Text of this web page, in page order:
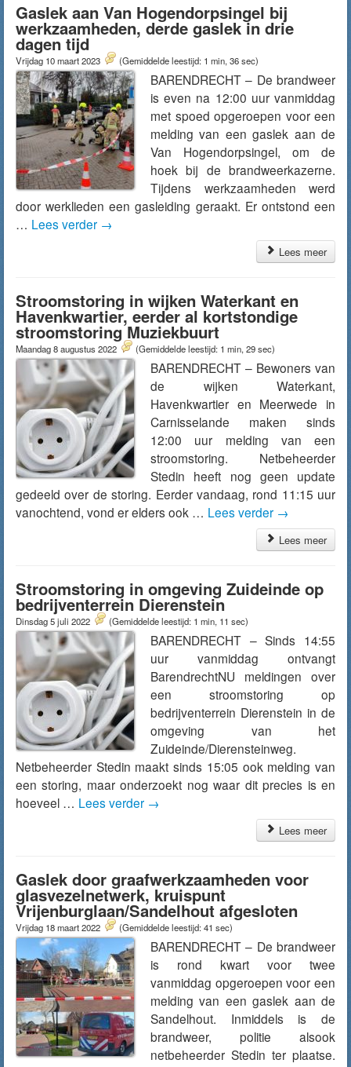
Gaslek aan Van Hogendorpsingel bij
werkzaamheden, derde gaslek in drie
dagen tijd
Vrijdag 10 maart 2023 (Gemiddelde leestijd: 1 min, 36 sec)
BARENDRECHT – De brandweer
is even na 12:00 uur vanmiddag
met spoed opgeroepen voor een
melding van een gaslek aan de
Van Hogendorpsingel, om de
hoek bij de brandweerkazerne.
Tijdens werkzaamheden werd
door werklieden een gasleiding geraakt. Er ontstond een
… Lees verder →
Lees meer
Stroomstoring in wijken Waterkant en
Havenkwartier, eerder al kortstondige
stroomstoring Muziekbuurt
Maandag 8 augustus 2022 (Gemiddelde leestijd: 1 min, 29 sec)
BARENDRECHT – Bewoners van
de wijken Waterkant,
Havenkwartier en Meerwede in
Carnisselande maken sinds
12:00 uur melding van een
stroomstoring. Netbeheerder
Stedin heeft nog geen update
gedeeld over de storing. Eerder vandaag, rond 11:15 uur
vanochtend, vond er elders ook … Lees verder →
Lees meer
Stroomstoring in omgeving Zuideinde op
bedrijventerrein Dierenstein
Dinsdag 5 juli 2022 (Gemiddelde leestijd: 1 min, 11 sec)
BARENDRECHT – Sinds 14:55
uur vanmiddag ontvangt
BarendrechtNU meldingen over
een stroomstoring op
bedrijventerrein Dierenstein in de
omgeving van het
Zuideinde/Dierensteinweg.
Netbeheerder Stedin maakt sinds 15:05 ook melding van
een storing, maar onderzoekt nog waar dit precies is en
hoeveel … Lees verder →
Lees meer
Gaslek door graafwerkzaamheden voor
glasvezelnetwerk, kruispunt
Vrijenburglaan/Sandelhout afgesloten
Vrijdag 18 maart 2022 (Gemiddelde leestijd: 41 sec)
BARENDRECHT – De brandweer
is rond kwart voor twee
vanmiddag opgeroepen voor een
melding van een gaslek aan de
Sandelhout. Inmiddels is de
brandweer, politie alsook
netbeheerder Stedin ter plaatse.